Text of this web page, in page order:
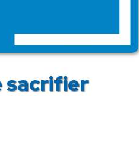
sacrifier